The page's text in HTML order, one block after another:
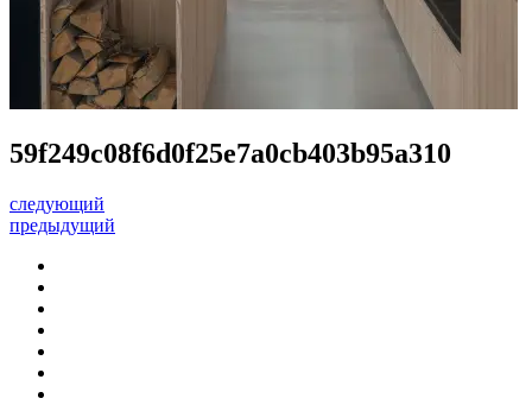
59f249c08f6d0f25e7a0cb403b95a310
следующий
предыдущий